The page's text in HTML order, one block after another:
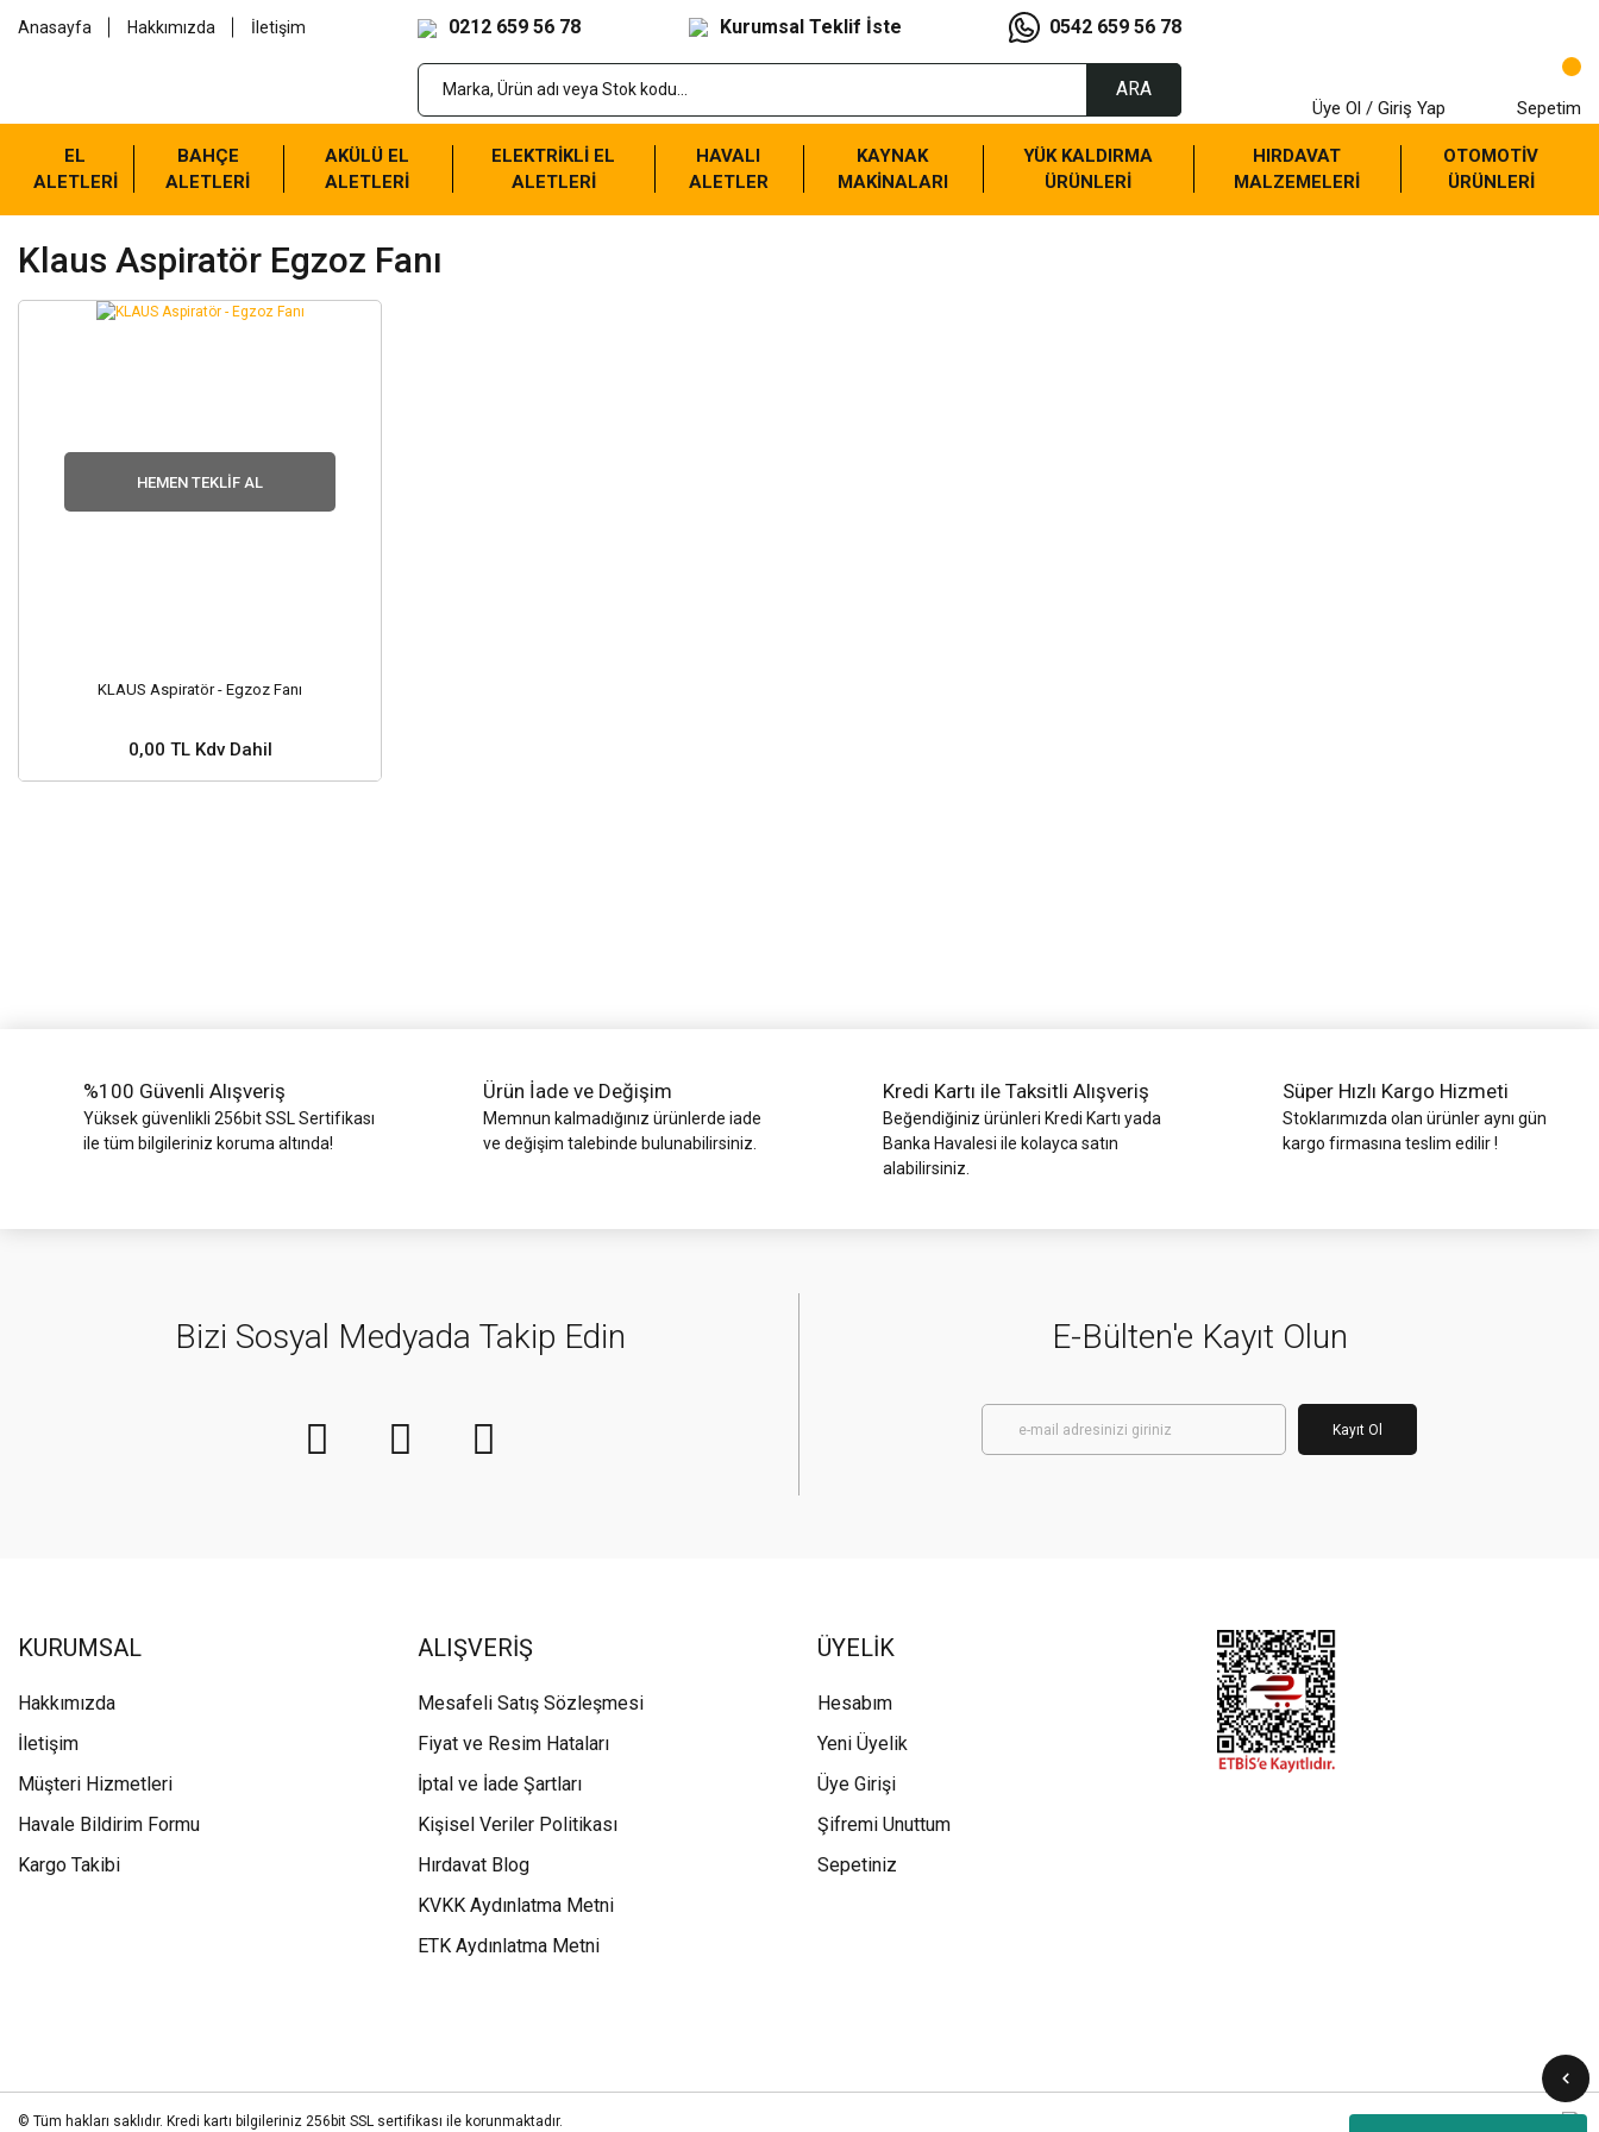
Anasayfa Hakkımızda İletişim 0212 659 56 78 Kurumsal Teklif İste 0542 659 56 78
ARA
Üye Ol / Giriş Yap Sepetim
EL
ALETLERİ
BAHÇE
ALETLERİ
AKÜLÜ EL
ALETLERİ
ELEKTRİKLİ EL
ALETLERİ
HAVALI
ALETLER
KAYNAK
MAKİNALARI
YÜK KALDIRMA
ÜRÜNLERİ
HIRDAVAT
MALZEMELERİ
OTOMOTİV
ÜRÜNLERİ
Klaus Aspiratör Egzoz Fanı
HEMEN TEKLIF AL
KLAUS Aspiratör - Egzoz Fanı
0,00 TL Kdv Dahil
%100 Güvenli Alışveriş
Yüksek güvenlikli 256bit SSL Sertifikası
ile tüm bilgileriniz koruma altında!
Ürün İade ve Değişim
Memnun kalmadığınız ürünlerde iade
ve değişim talebinde bulunabilirsiniz.
Kredi Kartı ile Taksitli Alışveriş
Beğendiğiniz ürünleri Kredi Kartı yada
Banka Havalesi ile kolayca satın
alabilirsiniz.
Süper Hızlı Kargo Hizmeti
Stoklarımızda olan ürünler aynı gün
kargo firmasına teslim edilir !
Bizi Sosyal Medyada Takip Edin E-Bülten'e Kayıt Olun
Kayıt Ol
KURUMSAL
Hakkımızda
İletişim
Müşteri Hizmetleri
Havale Bildirim Formu
Kargo Takibi
ALIŞVERİŞ
Mesafeli Satış Sözleşmesi
Fiyat ve Resim Hataları
İptal ve İade Şartları
Kişisel Veriler Politikası
Hırdavat Blog
KVKK Aydınlatma Metni
ETK Aydınlatma Metni
ÜYELİK
Hesabım
Yeni Üyelik
Üye Girişi
Şifremi Unuttum
Sepetiniz
© Tüm hakları saklıdır. Kredi kartı bilgileriniz 256bit SSL sertifikası ile korunmaktadır.